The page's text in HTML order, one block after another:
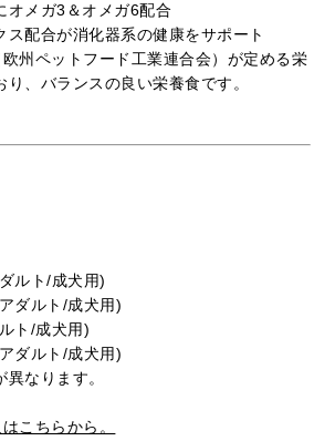
オメガ3＆オメガ6配合
ス配合が消化器系の健康をサポート
欧州ペットフード工業連合会）が定める栄
、バランスの良い栄養食です。
ルト/成犬用)
ダルト/成犬用)
ト/成犬用)
ダルト/成犬用)
なります。
こちらから。